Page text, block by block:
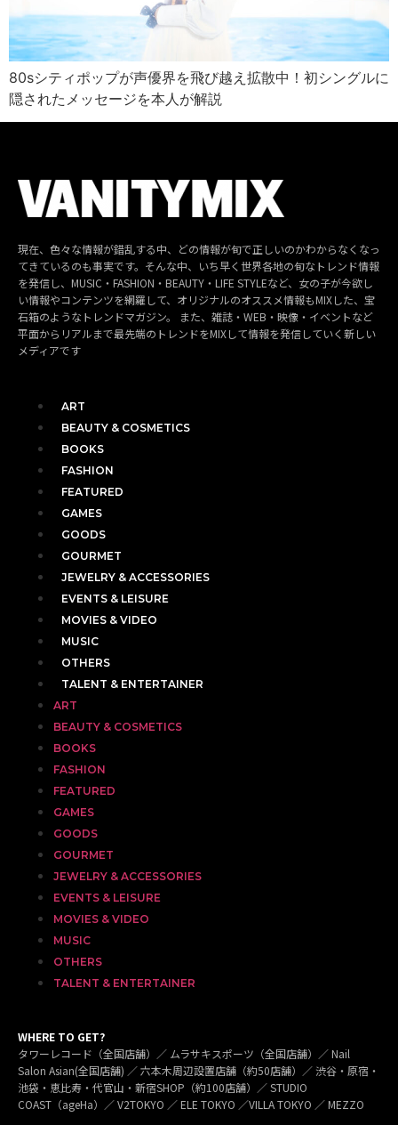
80sシティポップが声優界を飛び越え拡散中！初シングルに
隠されたメッセージを本人が解説
現在、色々な情報が錯乱する中、どの情報が旬で正しいのかわからなくなっ
てきているのも事実です。そんな中、いち早く世界各地の旬なトレンド情報
を発信し、MUSIC・FASHION・BEAUTY・LIFE STYLEなど、女の子が今欲し
い情報やコンテンツを網羅して、オリジナルのオススメ情報もMIXした、宝
石箱のようなトレンドマガジン。 また、雑誌・WEB・映像・イベントなど
平面からリアルまで最先端のトレンドをMIXして情報を発信していく新しい
メディアです
ART
BEAUTY & COSMETICS
BOOKS
FASHION
FEATURED
GAMES
GOODS
GOURMET
JEWELRY & ACCESSORIES
EVENTS & LEISURE
MOVIES & VIDEO
MUSIC
OTHERS
TALENT & ENTERTAINER
ART
BEAUTY & COSMETICS
BOOKS
FASHION
FEATURED
GAMES
GOODS
GOURMET
JEWELRY & ACCESSORIES
EVENTS & LEISURE
MOVIES & VIDEO
MUSIC
OTHERS
TALENT & ENTERTAINER
WHERE TO GET?
タワーレコード（全国店舗）／ ムラサキスポーツ（全国店舗）／ Nail
Salon Asian(全国店舗) ／ 六本木周辺設置店舗（約50店舗）／ 渋谷・原宿・
池袋・恵比寿・代官山・新宿SHOP（約100店舗）／ STUDIO
COAST（ageHa）／ V2TOKYO ／ ELE TOKYO ／VILLA TOKYO ／ MEZZO